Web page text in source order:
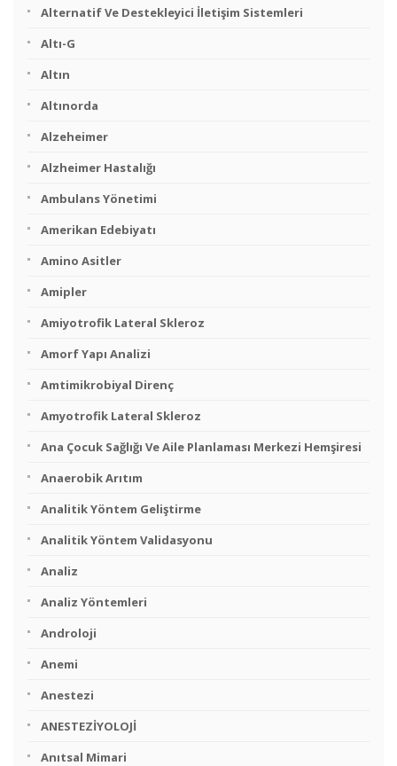
Alternatif Ve Destekleyici İletişim Sistemleri
Altı-G
Altın
Altınorda
Alzeheimer
Alzheimer Hastalığı
Ambulans Yönetimi
Amerikan Edebiyatı
Amino Asitler
Amipler
Amiyotrofik Lateral Skleroz
Amorf Yapı Analizi
Amtimikrobiyal Direnç
Amyotrofik Lateral Skleroz
Ana Çocuk Sağlığı Ve Aile Planlaması Merkezi Hemşiresi
Anaerobik Arıtım
Analitik Yöntem Geliştirme
Analitik Yöntem Validasyonu
Analiz
Analiz Yöntemleri
Androloji
Anemi
Anestezi
ANESTEZİYOLOJİ
Anıtsal Mimari